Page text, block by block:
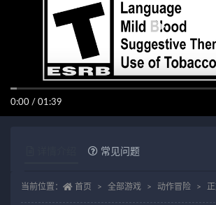
0:00 / 01:39
常见问题
当前位置： 首页 全部游戏 动作冒险